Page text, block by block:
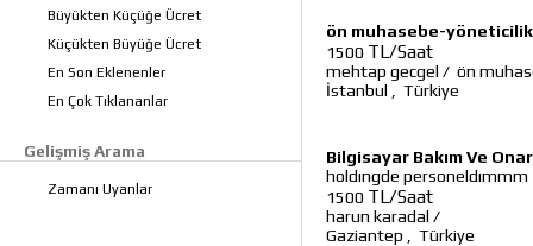
Büyükten Küçüğe Ücret
Küçükten Büyüğe Ücret
En Son Eklenenler
En Çok Tıklananlar
Gelişmiş Arama
Zamanı Uyanlar
ön muhasebe-
1500 TL/Saat
mehtap gecgel / ön
İstanbul
Türkiye
Bilgisayar Bakım Ve
holdıngde personeldımmm
1500 TL/Saat
harun karadal /
Gaziantep
Türkiye